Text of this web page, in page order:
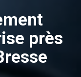
près